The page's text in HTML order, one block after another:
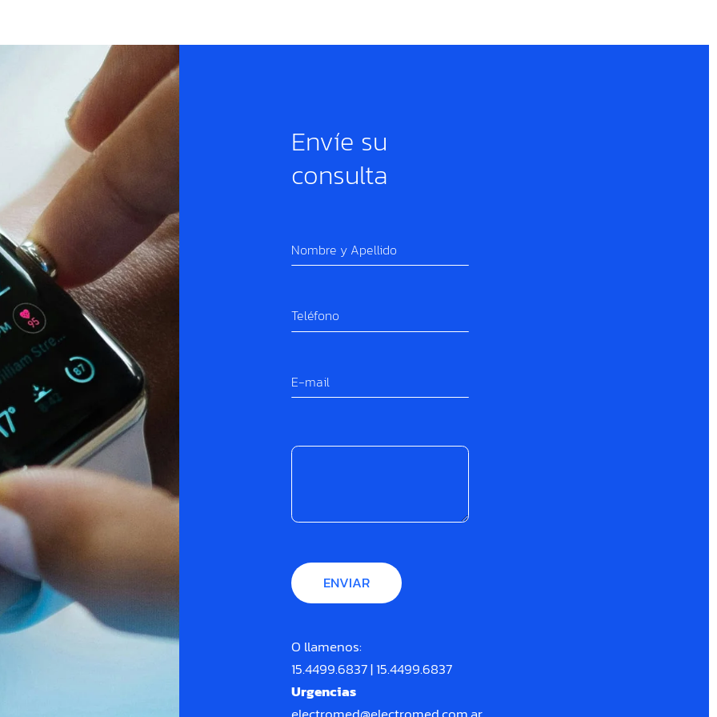
Envíe su
consulta
O llamenos:
15.4499.6837|15.4499.6837
Urgencias